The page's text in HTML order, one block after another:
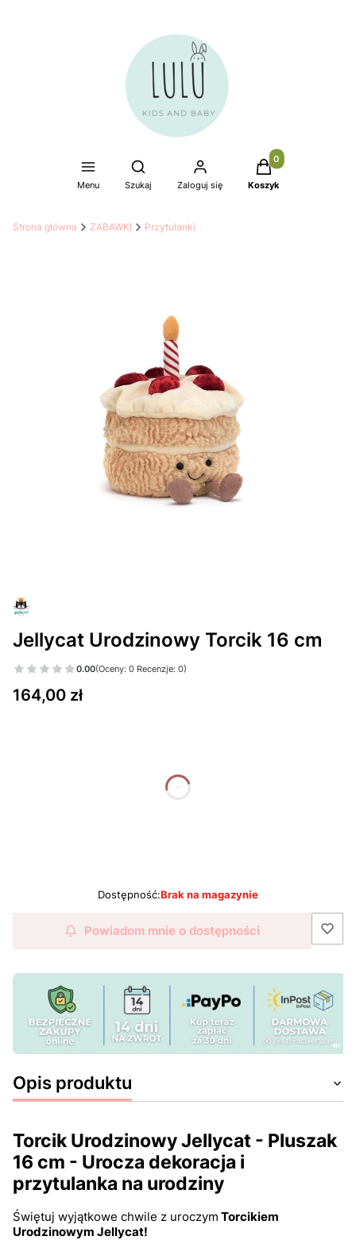
Menu
Otwórz wyszukiwarkę
Szukaj Zaloguj się
Produkty w
Koszyk
Strona główna ZABAWKI Przytulanki
Jellycat Urodzinowy Torcik 16 cm
0.00(Oceny: 0 Recenzje: 0)
Cena
164,00 zł
godziny
Dostępność:Brak na magazynie
Powiadom mnie o dostępności
Opis produktu
Torcik Urodzinowy Jellycat - Pluszak
16 cm - Urocza dekoracja i
przytulanka na urodziny
Świętuj wyjątkowe chwile z uroczym Torcikiem
Urodzinowym Jellycat!